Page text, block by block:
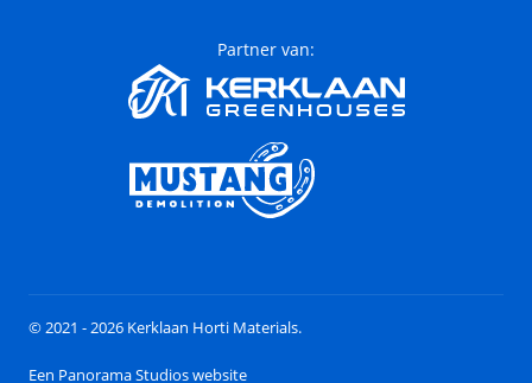
Partner van:
© 2021 - 2026 Kerklaan Horti Materials.
Een Panorama Studios website